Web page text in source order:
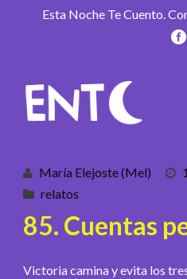
Esta Noche Te Cuento.
María Elejoste (Mel)
relatos
85. Cuentas
Victoria camina y evita los